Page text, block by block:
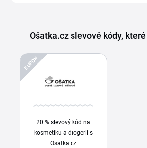
Ošatka.cz slevové kódy,
KUPÓN
20 % slevový kód na
kosmetiku a drogerii s
Osatka.cz